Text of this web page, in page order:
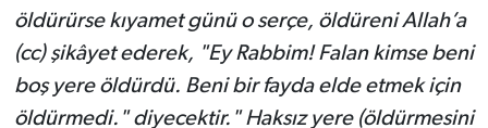
öldürürse kıyamet günü o serçe, öldüreni Allah’a
(cc) şikâyet ederek, "Ey Rabbim! Falan kimse beni
boş yere öldürdü. Beni bir fayda elde etmek için
öldürmedi." diyecektir."Haksız yere (öldürmesini